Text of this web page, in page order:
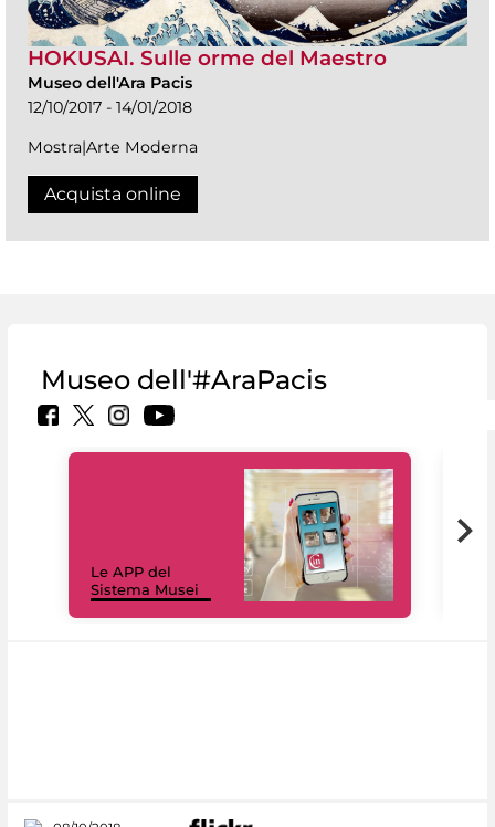
HOKUSAI. Sulle orme del Maestro
Museo dell'Ara Pacis
12/10/2017 - 14/01/2018
Mostra|Arte Moderna
Acquista online
Museo dell'#AraPacis
Le APP del
Sistema Musei